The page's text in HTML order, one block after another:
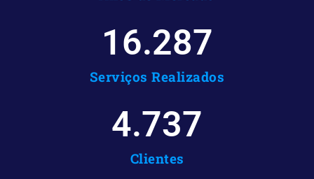
Serviços Realizados
16.287
Clientes
4.737